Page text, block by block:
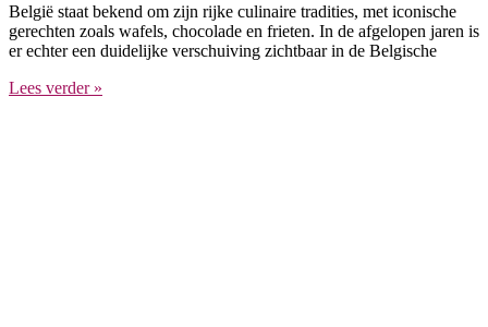
België staat bekend om zijn rijke culinaire tradities, met iconische
gerechten zoals wafels, chocolade en frieten. In de afgelopen jaren is
er echter een duidelijke verschuiving zichtbaar in de Belgische
Lees verder »